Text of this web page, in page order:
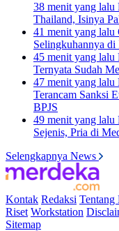
38 menit yang lalu
Thailand, Isinya
41 menit yang lalu
Selingkuhannya di
45 menit yang lalu
Ternyata Sudah
47 menit yang lalu
Terancam Sanksi
BPJS
49 menit yang lalu
Sejenis, Pria di
Selengkapnya News
Kontak Redaksi Tentang
Riset Workstation
Sitemap